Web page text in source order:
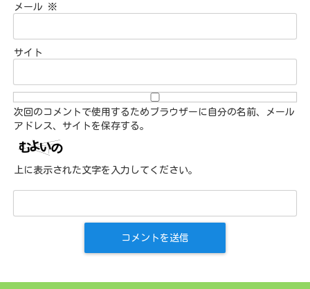
メール ※
サイト
次回のコメントで使用するためブラウザーに自分の名前、メール
アドレス、サイトを保存する。
上に表示された文字を入力してください。